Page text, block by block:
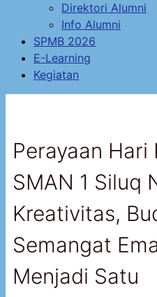
Direktori Alumni
Info Alumni
SPMB 2026
E-Learning
Kegiatan
Perayaan Hari
SMAN 1 Siluq
Kreativitas,
Semangat
Menjadi Satu